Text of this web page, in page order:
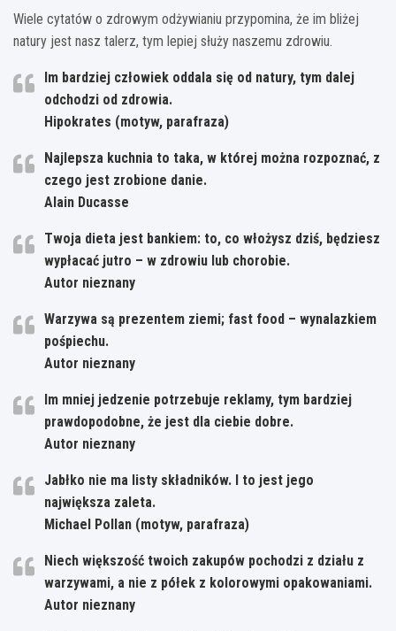
Wiele cytatów o zdrowym odżywianiu przypomina, że im bliżej
natury jest nasz talerz, tym lepiej służy naszemu zdrowiu.
Im bardziej człowiek oddala się od natury, tym dalej
odchodzi od zdrowia.
Hipokrates (motyw, parafraza)
Najlepsza kuchnia to taka, w której można rozpoznać, z
czego jest zrobione danie.
Alain Ducasse
Twoja dieta jest bankiem: to, co włożysz dziś, będziesz
wypłacać jutro – w zdrowiu lub chorobie.
Autor nieznany
Warzywa są prezentem ziemi; fast food – wynalazkiem
pośpiechu.
Autor nieznany
Im mniej jedzenie potrzebuje reklamy, tym bardziej
prawdopodobne, że jest dla ciebie dobre.
Autor nieznany
Jabłko nie ma listy składników. I to jest jego
największa zaleta.
Michael Pollan (motyw, parafraza)
Niech większość twoich zakupów pochodzi z działu z
warzywami, a nie z półek z kolorowymi opakowaniami.
Autor nieznany